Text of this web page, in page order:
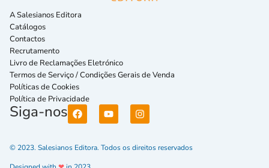
A Salesianos Editora
Catálogos
Contactos
Recrutamento
Livro de Reclamações Eletrónico
Termos de Serviço / Condições Gerais de Venda
Políticas de Cookies
Política de Privacidade
Siga-nos
© 2023. Salesianos Editora. Todos os direitos reservados